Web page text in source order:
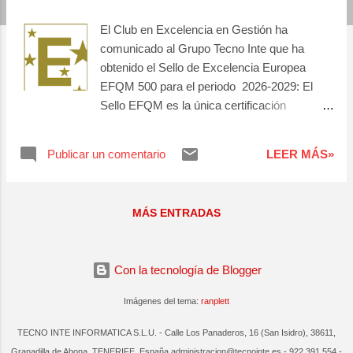
El Club en Excelencia en Gestión ha
comunicado al Grupo Tecno Inte que ha
obtenido el Sello de Excelencia Europea
EFQM 500 para el periodo 2026-2029: El
Sello EFQM es la única certificación
estratégica global utilizando la evaluación con
organización, ayudándola a potenciar sus
EXCELENCIA EN GESTION El Club
Excelencia en Gestión es una asociación
conecta a profesionales para generar y
Publicar un comentario LEER MÁS»
MÁS ENTRADAS
Con la tecnología de Blogger
Imágenes del tema: ranplett
TECNO INTE INFORMATICA S.L.U. - Calle Los Panaderos, 16 (San Isidro), 38611,